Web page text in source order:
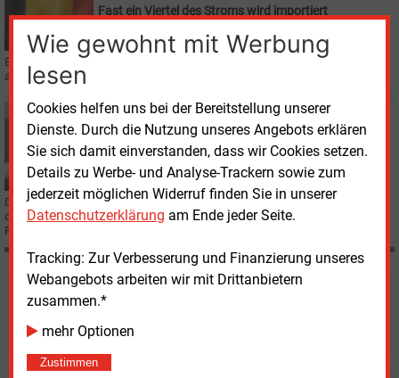
Wie gewohnt mit Werbung
lesen
Cookies helfen uns bei der Bereitstellung unserer
Dienste. Durch die Nutzung unseres Angebots erklären
Sie sich damit einverstanden, dass wir Cookies setzen.
Details zu Werbe- und Analyse-Trackern sowie zum
jederzeit möglichen Widerruf finden Sie in unserer
Datenschutzerklärung am Ende jeder Seite.
Tracking: Zur Verbesserung und Finanzierung unseres
Webangebots arbeiten wir mit Drittanbietern
zusammen.*
mehr Optionen
Zustimmen
Fast ein Viertel des Stroms wird importiert
Belgien musste im vergangenen Jahr mehr Geld für Stromimporte
ausgegeben als jemals zuvor.
Montag, 11.02.2019, 14:11
E&M WINDKRAFT OFFSHORE
Iberdrola entscheidet sich für MHI Vestas
Der spanische Energiekonzern hat für seinen zweiten Offshore-Windpark in
der Ostsee Anlagen mit jeweils mit 9,5 MW Leistung bei einem
Rotordurchmesser von 174 Metern ausgewählt.
Möchten Sie diese und
weitere Nachrichten lesen?